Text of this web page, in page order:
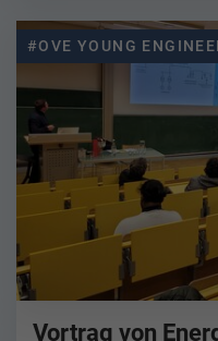
#OVE YOUNG
Vortrag von